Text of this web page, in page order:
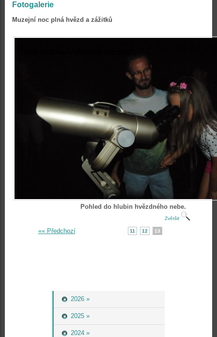
2026 »
2025 »
2024 »
Fotogalerie
Muzejní noc plná hvězd a zážitků
Pohled do hlubin hvězdného nebe.
Zvětšit
«« Předchozí 11 12 13